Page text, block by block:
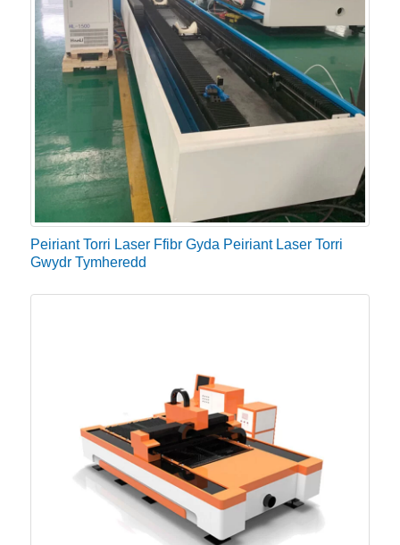
Pŵer laser
Er enghraifft, os yw mwyafrif y ffatri i dorri'r platiau
metel o dan 6mm, nid oes angen prynu peiriant torri
laser CNC pŵer uchel, a gall y peiriant torri laser ffibr
METAL 500W fodloni'r galw cynhyrchu.
Peiriant Torri Laser Ffibr Gyda Peiriant Laser Torri
Gwydr Tymheredd